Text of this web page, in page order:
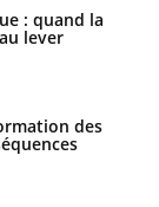
: quand la
lever
des